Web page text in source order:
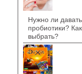
Нужно ли
пробиотики? Как
выбрать?